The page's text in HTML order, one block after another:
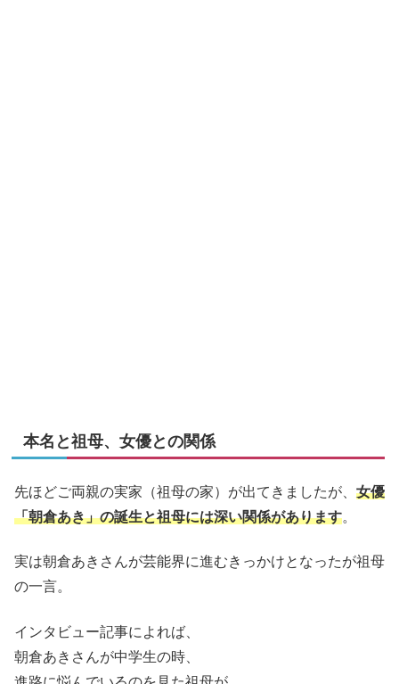
本名と祖母、女優との関係
先ほどご両親の実家（祖母の家）が出てきましたが、 女優
「朝倉あき」の誕生と祖母には深い関係があります。
実は朝倉あきさんが芸能界に進むきっかけとなったが祖母
の一言。
インタビュー記事によれば、
朝倉あきさんが中学生の時、